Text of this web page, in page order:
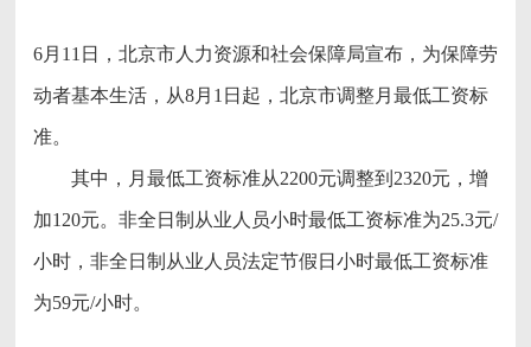
6月11日，北京市人力资源和社会保障局宣布，为保障劳
动者基本生活，从8月1日起，北京市调整月最低工资标
准。
其中，月最低工资标准从2200元调整到2320元，增
加120元。非全日制从业人员小时最低工资标准为25.3元/
小时，非全日制从业人员法定节假日小时最低工资标准
为59元/小时。